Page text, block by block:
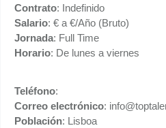
Contrato: Indefinido
Salario: € a €/Año (Bruto)
Jornada: Full Time
Horario: De lunes a viernes
Teléfono:
Correo electrónico:
Población: Lisboa